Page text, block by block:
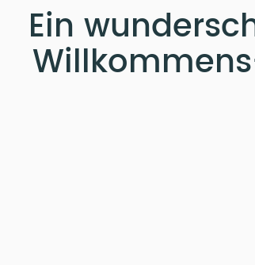
Ein